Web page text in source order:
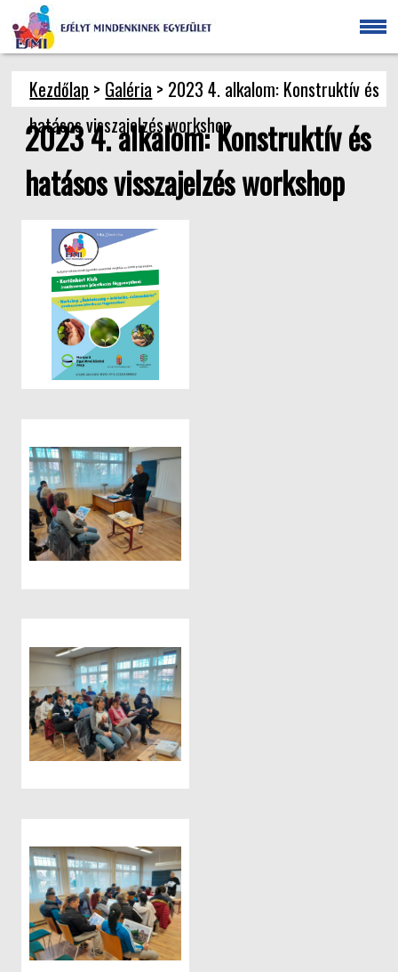
Kezdőlap > Galéria > 2023 4. alkalom: Konstruktív és
hatásos visszajelzés workshop
2023 4. alkalom: Konstruktív és
hatásos visszajelzés workshop